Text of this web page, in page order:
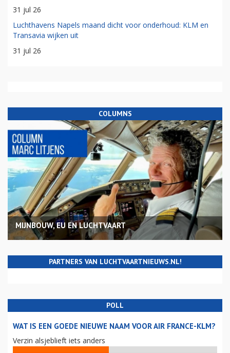
31 jul 26
Luchthavens Napels maand dicht voor onderhoud: KLM en
Transavia wijken uit
31 jul 26
COLUMNS
MIJNBOUW, EU EN LUCHTVAART
PARTNERS VAN LUCHTVAARTNIEUWS.NL!
POLL
WAT IS EEN GOEDE NIEUWE NAAM VOOR AIR FRANCE-KLM?
Verzin alsjeblieft iets anders